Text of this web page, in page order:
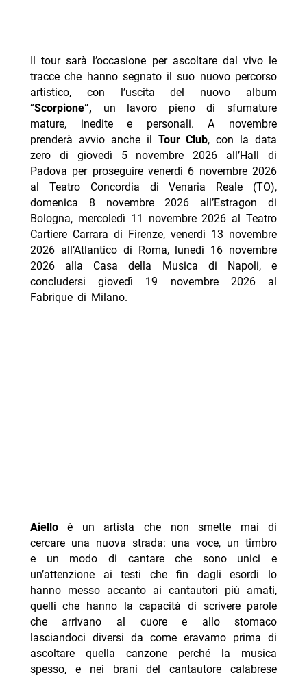
Il tour sarà l’occasione per ascoltare dal vivo le
tracce che hanno segnato il suo nuovo percorso
artistico, con l’uscita del nuovo album
“Scorpione”, un lavoro pieno di sfumature
mature, inedite e personali. A novembre
prenderà avvio anche il
Tour Club, con la data
zero di giovedì 5 novembre 2026 all’Hall di
Padova per proseguire venerdì 6 novembre 2026
al Teatro Concordia di Venaria Reale (TO),
domenica 8 novembre 2026 all’Estragon di
Bologna, mercoledì 11 novembre 2026 al Teatro
Cartiere Carrara di Firenze, venerdì 13 novembre
2026 all’Atlantico di Roma, lunedì 16 novembre
2026 alla Casa della Musica di Napoli, e
concludersi giovedì 19 novembre 2026 al
Fabrique di Milano.
Aielloè un artista che non smette mai di
cercare una nuova strada: una voce, un timbro
e un modo di cantare che sono unici e
un’attenzione ai testi che fin dagli esordi lo
hanno messo accanto ai cantautori più amati,
quelli che hanno la capacità di scrivere parole
che arrivano al cuore e allo stomaco
lasciandoci diversi da come eravamo prima di
ascoltare quella canzone perché la musica
spesso, e nei brani del cantautore calabrese